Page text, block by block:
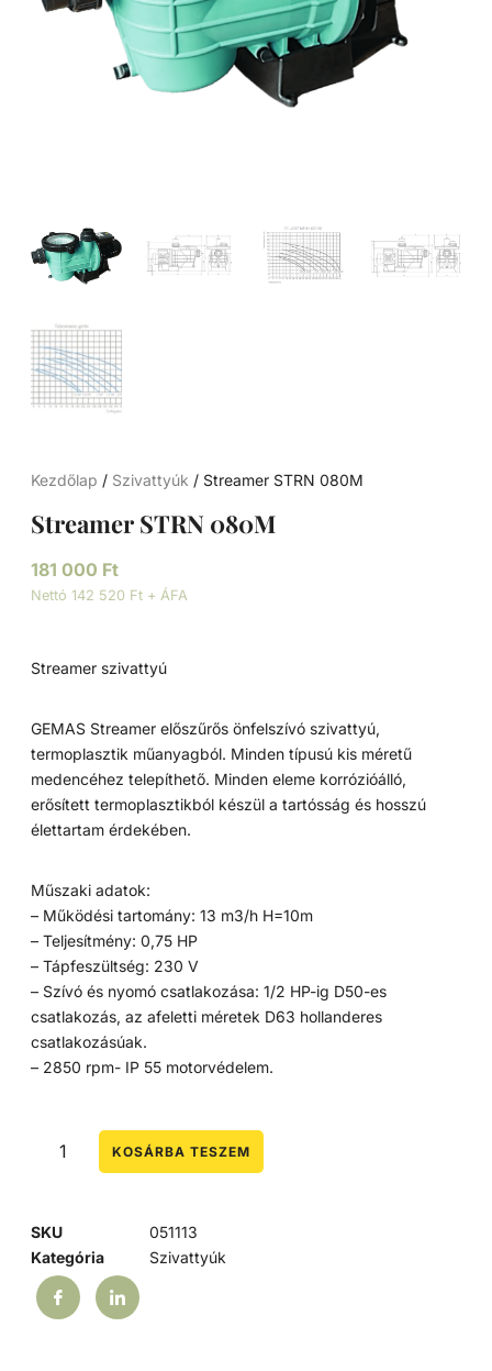
Kezdőlap / Szivattyúk / Streamer STRN 080M
Streamer STRN 080M
181 000 Ft
Nettó 142 520 Ft + ÁFA
Streamer szivattyú
GEMAS Streamer előszűrős önfelszívó szivattyú,
termoplasztik műanyagból. Minden típusú kis méretű
medencéhez telepíthető. Minden eleme korrózióálló,
erősített termoplasztikból készül a tartósság és hosszú
élettartam érdekében.
Műszaki adatok:
– Működési tartomány: 13 m3/h H=10m
– Teljesítmény: 0,75 HP
– Tápfeszültség: 230 V
– Szívó és nyomó csatlakozása: 1/2 HP-ig D50-es
csatlakozás, az afeletti méretek D63 hollanderes
csatlakozásúak.
– 2850 rpm- IP 55 motorvédelem.
KOSÁRBA TESZEM
SKU
051113
Kategória
Szivattyúk